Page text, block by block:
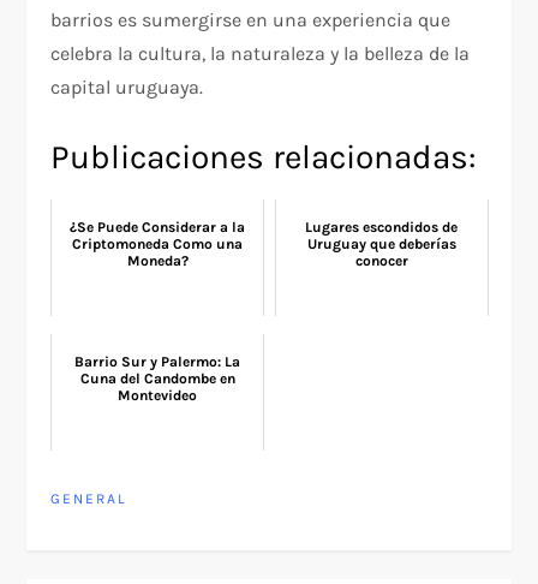
barrios es sumergirse en una experiencia que
celebra la cultura, la naturaleza y la belleza de la
capital uruguaya.
Publicaciones relacionadas:
¿Se Puede Considerar a la
Criptomoneda Como una
Moneda?
Lugares escondidos de
Uruguay que deberías
conocer
Barrio Sur y Palermo: La
Cuna del Candombe en
Montevideo
GENERAL